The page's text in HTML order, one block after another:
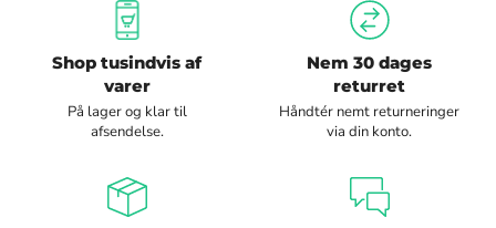
Shop tusindvis af
varer
På lager og klar til
afsendelse.
Nem 30 dages
returret
Håndtér nemt returneringer
via din konto.